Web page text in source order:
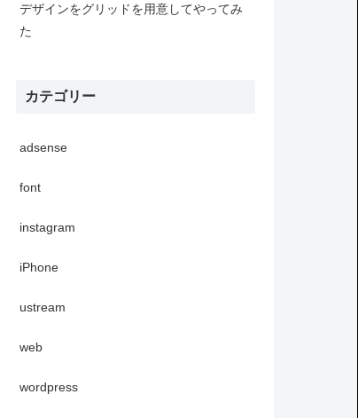
デザインをグリッドを用意してやってみ
た
カテゴリー
adsense
font
instagram
iPhone
ustream
web
wordpress